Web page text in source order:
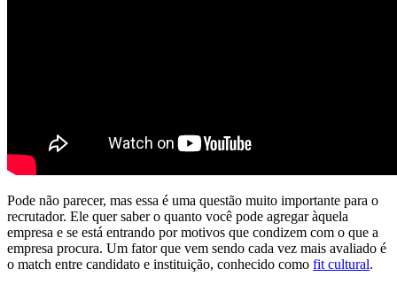
Pode não parecer, mas essa é uma questão muito importante para o
recrutador. Ele quer saber o quanto você pode agregar àquela
empresa e se está entrando por motivos que condizem com o que a
empresa procura. Um fator que vem sendo cada vez mais avaliado é
o match entre candidato e instituição, conhecido como fit cultural.